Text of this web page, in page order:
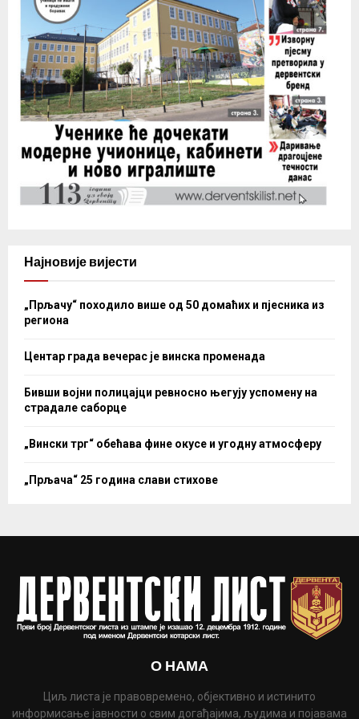
Најновије вијести
„Прљачу“ походило више од 50 домаћих и пјесника из
региона
Центар града вечерас је винска променада
Бивши војни полицајци ревносно његују успомену на
страдале саборце
„Вински трг“ обећава фине окусе и угодну атмосферу
„Прљача“ 25 година слави стихове
О НАМА
Циљ листа је правовремено, објективно и истинито
информисање јавности о свим догађајима, људима и појавама